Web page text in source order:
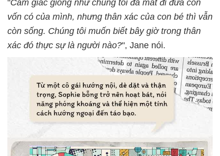
"Cảm giác giống như chúng tôi đã mất đi đứa con
vốn có của mình, nhưng thân xác của con bé thì vẫn
còn sống. Chúng tôi muốn biết bây giờ trong thân
xác đó thực sự là người nào?", Jane nói.